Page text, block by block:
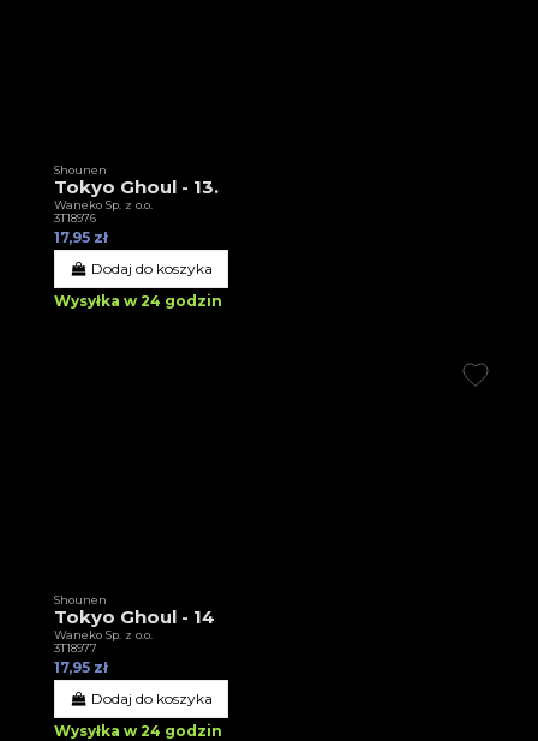
Shounen
Tokyo Ghoul - 13.
Waneko Sp. z o.o.
3T18976
17,95 zł
Dodaj do koszyka
Wysyłka w 24 godzin
Shounen
Tokyo Ghoul - 14
Waneko Sp. z o.o.
3T18977
17,95 zł
Dodaj do koszyka
Wysyłka w 24 godzin